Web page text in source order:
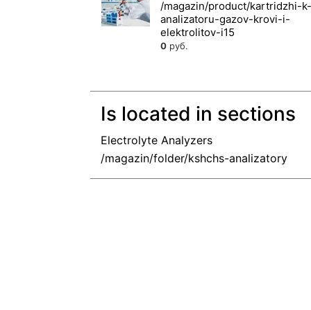
0 руб.
Is located in sections
Electrolyte Analyzers